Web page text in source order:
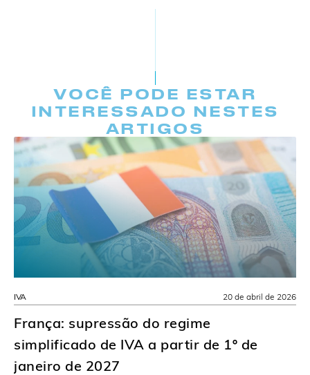
VOCÊ PODE ESTAR
INTERESSADO NESTES
ARTIGOS
IVA
França: supressão do regime
simplificado de IVA a partir de 1º de
janeiro de 2027
20 de abril de 2026